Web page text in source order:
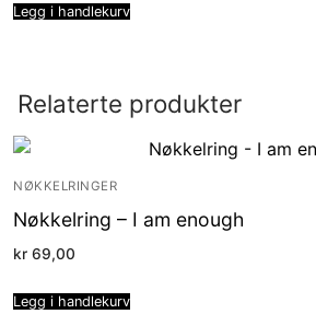
Legg i handlekurv
Relaterte produkter
NØKKELRINGER
Nøkkelring – I am enough
kr 69,00
Legg i handlekurv